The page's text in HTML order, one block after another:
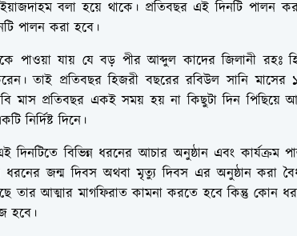
বলা হয়ে থাকে। প্রতিবছর এই দিনটি পালন
পালন করা হবে।
পাওয়া যায় যে বড় পীর আব্দুল কাদের জিলানী রহঃ
তাই প্রতিবছর হিজরী বছরের রবিউল সানি
মাস প্রতিবছর একই সময় হয় না কিছুটা দিন পিছিয়ে
নির্দিষ্ট দিনে।
দিনটিতে বিভিন্ন ধরনের আচার অনুষ্ঠান এবং কার্যক্রম
জন্ম দিবস অথবা মৃত্যু দিবস এর অনুষ্ঠান করা
তার আত্মার মাগফিরাত কামনা করতে হবে কিন্তু কোন
হবে।